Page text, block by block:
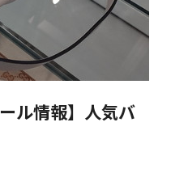
ル情報】人気バ